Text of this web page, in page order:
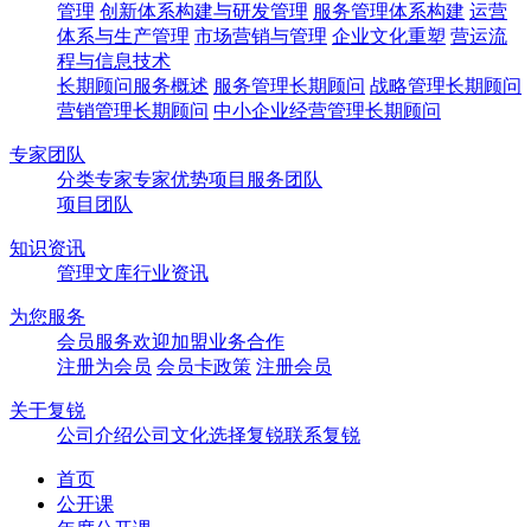
管理 创新体系构建与研发管理 服务管理体系构建 运营
体系与生产管理 市场营销与管理 企业文化重塑 营运流
程与信息技术
长期顾问服务概述 服务管理长期顾问 战略管理长期顾问
营销管理长期顾问 中小企业经营管理长期顾问
专家团队
分类专家专家优势项目服务团队
项目团队
知识资讯
管理文库行业资讯
为您服务
会员服务欢迎加盟业务合作
注册为会员 会员卡政策 注册会员
关于复锐
公司介绍公司文化选择复锐联系复锐
首页
公开课